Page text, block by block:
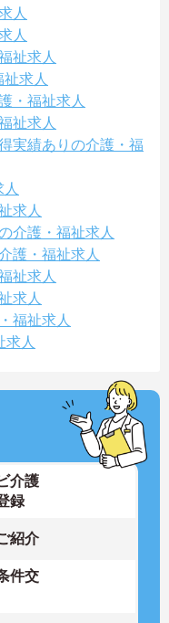
人
人
祉求人
求人
・福祉求人
祉求人
実績ありの介護・福
求人
介護・福祉求人
護・福祉求人
祉求人
求人
福祉求人
求人
介護
録
紹介
件交